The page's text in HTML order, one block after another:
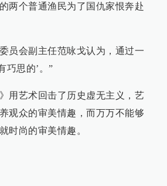
两个普通渔民为了国仇家恨奔赴
员会副主任范咏戈认为，通过一
巧思的’。”
用艺术回击了历史虚无主义，艺
观众的审美情趣，而万万不能够
时尚的审美情趣。